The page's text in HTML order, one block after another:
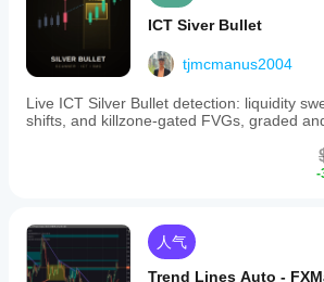
ICT Siver Bullet
tjmcmanus2004
Live ICT Silver Bullet detection: liquidity
shifts, and killzone-gated FVGs, graded
-
人气
Trend Lines Auto -